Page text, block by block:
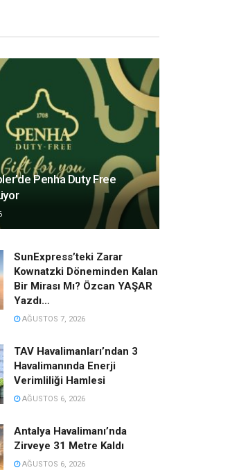
Penha Duty Free
SunExpress’teki Zarar
Kownatzki Döneminden Kalan
Bir Mirası Mı? Özcan YAŞAR
Yazdı…
AĞUSTOS 7, 2026
TAV Havalimanları’ndan 3
Havalimanında Enerji
Verimliliği Hamlesi
AĞUSTOS 6, 2026
Antalya Havalimanı’nda
Zirveye 31 Metre Kaldı
AĞUSTOS 6, 2026